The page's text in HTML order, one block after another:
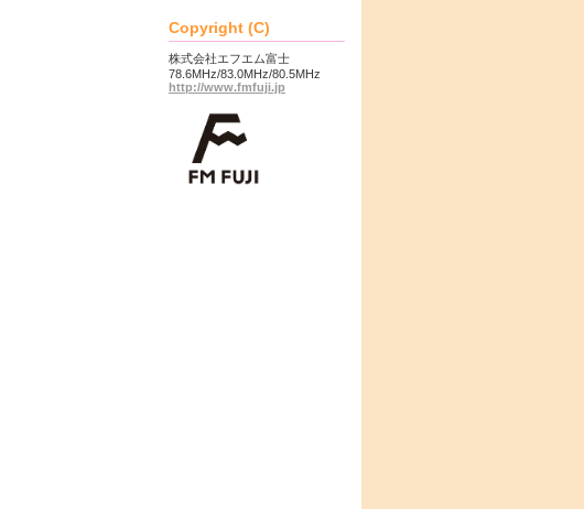
Copyright (C)
株式会社エフエム富士
78.6MHz/83.0MHz/80.5MHz
http://www.fmfuji.jp